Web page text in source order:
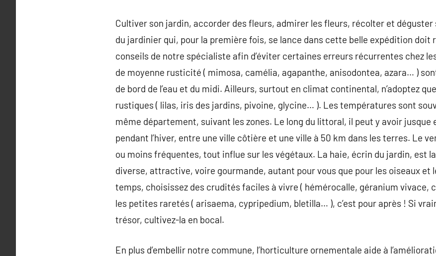
Cultiver son jardin, accorder des fleurs, admirer les fleurs, récolter et
du jardinier qui, pour la première fois, se lance dans cette belle expédition doit
conseils de notre spécialiste afin d’éviter certaines erreurs récurrentes chez
de moyenne rusticité ( mimosa, camélia, agapanthe, anisodontea, azara… )
de bord de l’eau et du midi. Ailleurs, surtout en climat continental, n’adoptez
rustiques ( lilas, iris des jardins, pivoine, glycine… ). Les températures sont
même département, suivant les zones. Le long du littoral, il peut y avoir jusque
pendant l’hiver, entre une ville côtière et une ville à 50 km dans les terres. Le
ou moins fréquentes, tout influe sur les végétaux. La haie, écrin du jardin, est
diverse, attractive, voire gourmande, autant pour vous que pour les oiseaux et
temps, choisissez des crudités faciles à vivre ( hémérocalle, géranium vivace,
les petites raretés ( arisaema, cypripedium, bletilla… ), c’est pour après ! Si
trésor, cultivez-la en bocal.
En plus d’embellir notre commune, l’horticulture ornementale aide à